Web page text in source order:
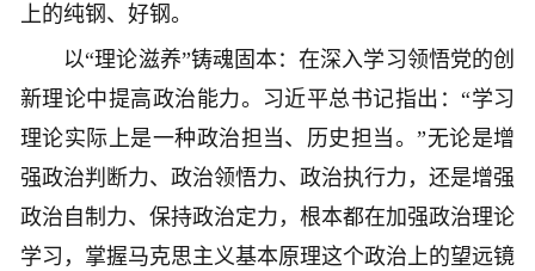
上的纯钢、好钢。
以“理论滋养”铸魂固本：在深入学习领悟党的创
新理论中提高政治能力。习近平总书记指出：“学习
理论实际上是一种政治担当、历史担当。”无论是增
强政治判断力、政治领悟力、政治执行力，还是增强
政治自制力、保持政治定力，根本都在加强政治理论
学习，掌握马克思主义基本原理这个政治上的望远镜